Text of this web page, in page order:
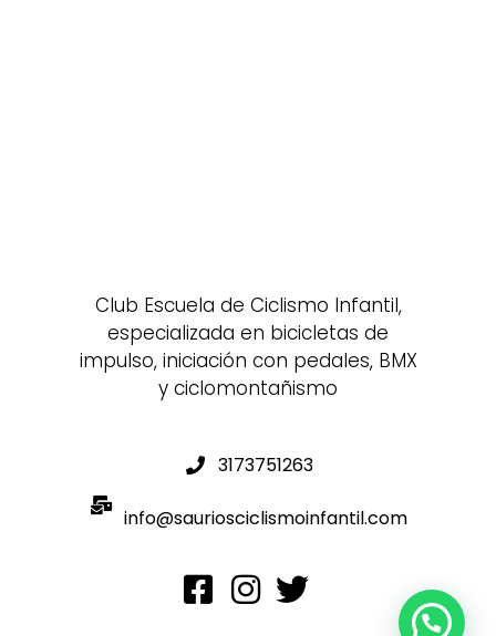
Club Escuela de Ciclismo Infantil,
especializada en bicicletas de
impulso, iniciación con pedales, BMX
y ciclomontañismo
3173751263
info@sauriosciclismoinfantil.com